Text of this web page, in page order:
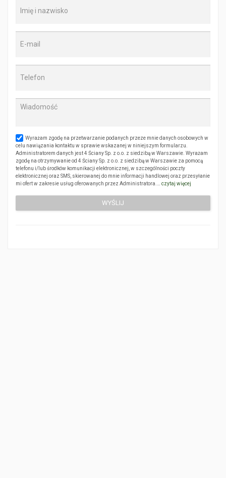
Wyrażam zgodę na przetwarzanie podanych przeze mnie danych osobowych w
celu nawiązania kontaktu w sprawie wskazanej w niniejszym formularzu.
Administratorem danych jest 4 Ściany Sp. z o.o. z siedzibą w Warszawie. Wyrażam
zgodę na otrzymywanie od 4 Ściany Sp. z o.o. z siedzibą w Warszawie za pomocą
telefonu i/lub środków komunikacji elektronicznej, w szczególności poczty
elektronicznej oraz SMS, skierowanej do mnie informacji handlowej oraz przesyłanie
mi ofert w zakresie usług oferowanych przez Administratora.… czytaj więcej